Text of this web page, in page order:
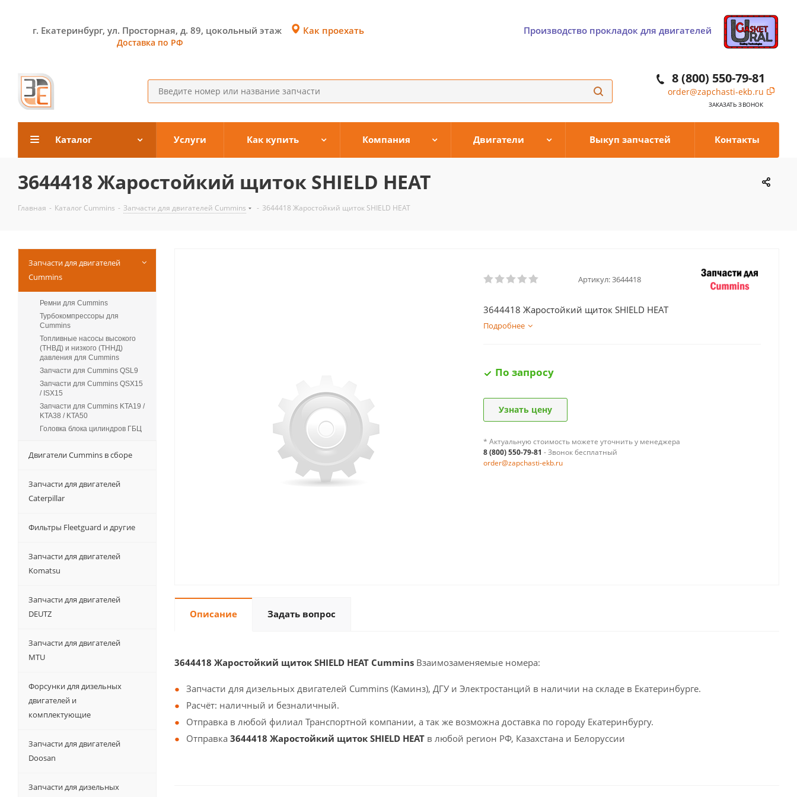
г. Екатеринбург, ул. Просторная, д. 89, цокольный этаж
Доставка по РФ
Как проехать Производство прокладок для двигателей
8 (800) 550-79-81
order@zapchasti-ekb.ru
ЗАКАЗАТЬ ЗВОНОК
Каталог Услуги Как купить Компания Двигатели Выкуп запчастей Контакты
3644418 Жаростойкий щиток SHIELD HEAT
Главная - Каталог Cummins - Запчасти для двигателей Cummins - 3644418 Жаростойкий щиток SHIELD HEAT
Артикул:3644418
3644418 Жаростойкий щиток SHIELD HEAT
Подробнее
По запросу
Узнать цену
* Актуальную стоимость можете уточнить у менеджера
8 (800) 550-79-81 - Звонок бесплатный
order@zapchasti-ekb.ru
Описание Задать вопрос
3644418 Жаростойкий щиток SHIELD HEAT Cummins Взаимозаменяемые номера:
Запчасти для дизельных двигателей Cummins (Каминз), ДГУ и Электростанций в наличии на складе в Екатеринбурге.
Расчёт: наличный и безналичный.
Отправка в любой филиал Транспортной компании, а так же возможна доставка по городу Екатеринбургу.
Отправка 3644418 Жаростойкий щиток SHIELD HEAT в любой регион РФ, Казахстана и Белоруссии
Запчасти для двигателей
Cummins
Ремни для Cummins
Турбокомпрессоры для
Сummins
Топливные насосы высокого
(ТНВД) и низкого (ТННД)
давления для Cummins
Запчасти для Cummins QSL9
Запчасти для Cummins QSX15
/ ISX15
Запчасти для Cummins KTA19 /
KTA38 / KTA50
Головка блока цилиндров ГБЦ
Двигатели Cummins в сборе
Запчасти для двигателей
Caterpillar
Фильтры Fleetguard и другие
Запчасти для двигателей
Komatsu
Запчасти для двигателей
DEUTZ
Запчасти для двигателей
MTU
Форсунки для дизельных
двигателей и
комплектующие
Запчасти для двигателей
Doosan
Запчасти для дизельных